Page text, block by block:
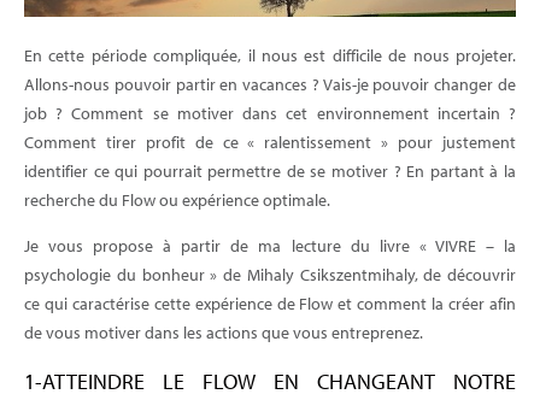
En cette période compliquée, il nous est difficile de nous projeter.
Allons-nous pouvoir partir en vacances ? Vais-je pouvoir changer de
job ? Comment se motiver dans cet environnement incertain ?
Comment tirer profit de ce « ralentissement » pour justement
identifier ce qui pourrait permettre de se motiver ? En partant à la
recherche du Flow ou expérience optimale.
Je vous propose à partir de ma lecture du livre « VIVRE – la
psychologie du bonheur » de Mihaly Csikszentmihaly, de découvrir
ce qui caractérise cette expérience de Flow et comment la créer afin
de vous motiver dans les actions que vous entreprenez.
1-ATTEINDRE LE FLOW EN CHANGEANT NOTRE